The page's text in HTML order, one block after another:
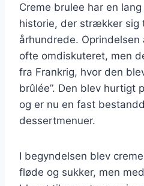
Creme brulee har en
historie, der strækker sig
århundrede.
ofte omdiskuteret, men
fra Frankrig, hvor den
brûlée”. Den blev hurtigt
og er nu en fast
dessertmenuer.
I begyndelsen blev
fløde og sukker, men